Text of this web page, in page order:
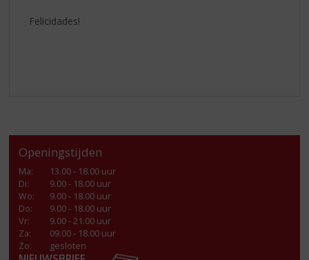
Felicidades!
Openingstijden
Ma:
13.00 - 18.00 uur
Di:
9.00 - 18.00 uur
Wo:
9.00 - 18.00 uur
Do:
9.00 - 18.00 uur
Vr:
9.00 - 21.00 uur
Za:
09.00 - 18.00 uur
Zo:
gesloten